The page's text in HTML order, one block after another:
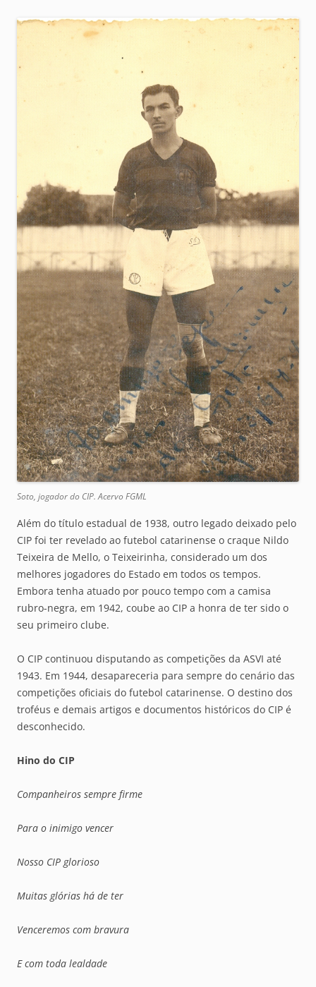
Soto, jogador do CIP. Acervo FGML
Além do título estadual de 1938, outro legado deixado pelo
CIP foi ter revelado ao futebol catarinense o craque Nildo
Teixeira de Mello, o Teixeirinha, considerado um dos
melhores jogadores do Estado em todos os tempos.
Embora tenha atuado por pouco tempo com a camisa
rubro-negra, em 1942, coube ao CIP a honra de ter sido o
seu primeiro clube.
O CIP continuou disputando as competições da ASVI até
1943. Em 1944, desapareceria para sempre do cenário das
competições oficiais do futebol catarinense. O destino dos
troféus e demais artigos e documentos históricos do CIP é
desconhecido.
Hino do CIP
Companheiros sempre firme
Para o inimigo vencer
Nosso CIP glorioso
Muitas glórias há de ter
Venceremos com bravura
E com toda lealdade